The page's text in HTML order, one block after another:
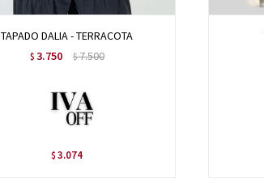
TAPADO DALIA - TERRACOTA
$ 3.750 $7.500
$ 3.074